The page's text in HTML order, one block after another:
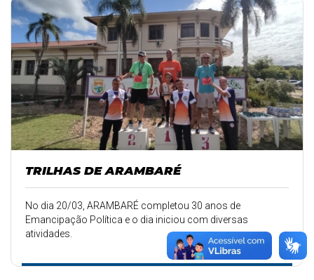
TRILHAS DE ARAMBARÉ
No dia 20/03, ARAMBARÉ completou 30 anos de
Emancipação Política e o dia iniciou com diversas
atividades.